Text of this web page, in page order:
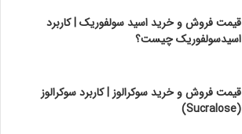
قیمت فروش و خرید اسید سولفوریک | کاربرد
اسیدسولفوریک چیست؟
قیمت فروش و خرید سوکرالوز | کاربرد سوکرالوز
(Sucralose)